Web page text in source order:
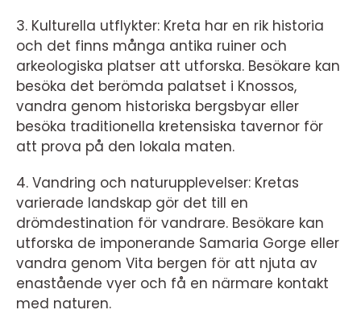
3. Kulturella utflykter: Kreta har en rik historia
och det finns många antika ruiner och
arkeologiska platser att utforska. Besökare kan
besöka det berömda palatset i Knossos,
vandra genom historiska bergsbyar eller
besöka traditionella kretensiska tavernor för
att prova på den lokala maten.
4. Vandring och naturupplevelser: Kretas
varierade landskap gör det till en
drömdestination för vandrare. Besökare kan
utforska de imponerande Samaria Gorge eller
vandra genom Vita bergen för att njuta av
enastående vyer och få en närmare kontakt
med naturen.